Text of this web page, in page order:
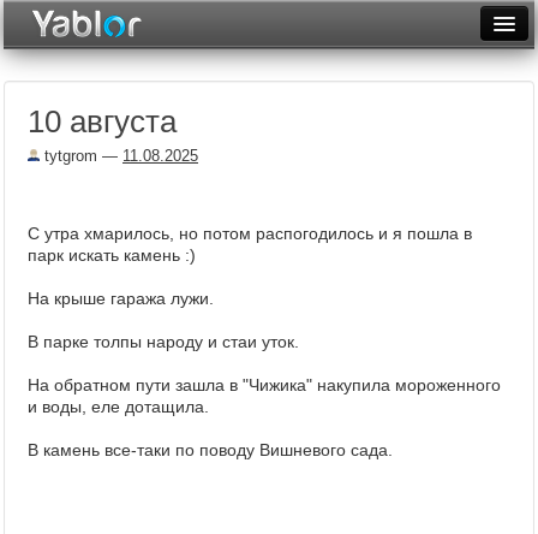
10 августа
tytgrom — 11.08.2025
С утра хмарилось, но потом распогодилось и я пошла в
парк искать камень :)
На крыше гаража лужи.
В парке толпы народу и стаи уток.
На обратном пути зашла в "Чижика" накупила мороженного
и воды, еле дотащила.
В камень все-таки по поводу Вишневого сада.